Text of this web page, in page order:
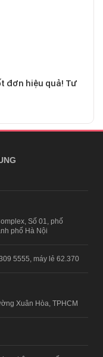
đơn hiệu quả! Tư
Số 01, phố
phố Hà Nội
5555, máy lẻ 62.370
Xuân Hòa, TPHCM